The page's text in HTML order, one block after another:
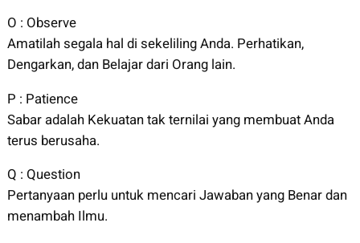
O : Observe
Amatilah segala hal di sekeliling Anda. Perhatikan,
Dengarkan, dan Belajar dari Orang lain.
P : Patience
Sabar adalah Kekuatan tak ternilai yang membuat Anda
terus berusaha.
Q : Question
Pertanyaan perlu untuk mencari Jawaban yang Benar dan
menambah Ilmu.